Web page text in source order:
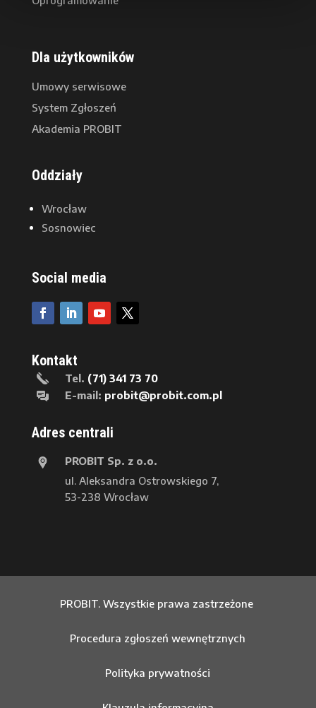
Dla użytkowników
Umowy serwisowe
System Zgłoszeń
Akademia PROBIT
Oddziały
Wrocław
Sosnowiec
Social media
Kontakt
Tel. (71) 341 73 70
E-mail: probit@probit.com.pl
Adres centrali
PROBIT Sp. z o.o.
ul. Aleksandra Ostrowskiego 7,
53-238 Wrocław
PROBIT. Wszystkie prawa zastrzeżone
Procedura zgłoszeń wewnętrznych
Polityka prywatności